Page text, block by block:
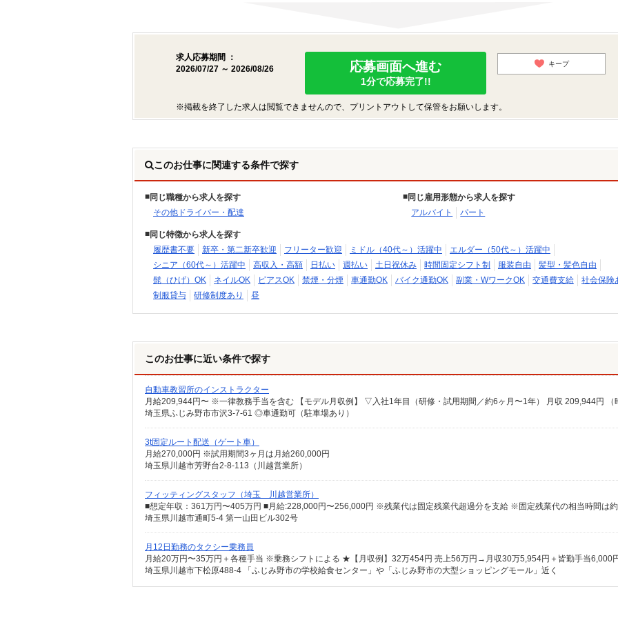
求人応募期間 ：
2026/07/27 ～ 2026/08/26
応募画面へ進む
1分で応募完了!!
キープ
※掲載を終了した求人は閲覧できませんので、プリントアウトして保管をお願いします。
このお仕事に関連する条件で探す
同じ職種から求人を探す
その他ドライバー・配達
同じ雇用形態から求人を探す
アルバイト
パート
同じ特徴から求人を探す
履歴書不要
新卒・第二新卒歓迎 フリーター歓迎 ミドル（40代～）活躍中
エルダー（50代～）活躍中
シニア（60代～）活躍中
高収入・高額 日払い 週払い 土日祝休み 時間固定シフト制 服装自由
髪型・髪色自由
髭（ひげ）OK
ネイルOK ピアスOK 禁煙・分煙 車通勤OK バイク通勤OK 副業・WワークOK 交通費支給
社会保険
制服貸与
研修制度あり 昼
このお仕事に近い条件で探す
自動車教習所のインストラクター
埼玉県ふじみ野市市沢3-7-61 ◎車通勤可（駐車場あり）
3t固定ルート配送（ゲート車）
月給270,000円 ※試用期間3ヶ月は月給260,000円
埼玉県川越市芳野台2-8-113（川越営業所）
フィッティングスタッフ（埼玉 川越営業所）
埼玉県川越市通町5-4 第一山田ビル302号
月12日勤務のタクシー乗務員
埼玉県川越市下松原488-4 「ふじみ野市の学校給食センター」や「ふじみ野市の大型ショッピングモール」近く